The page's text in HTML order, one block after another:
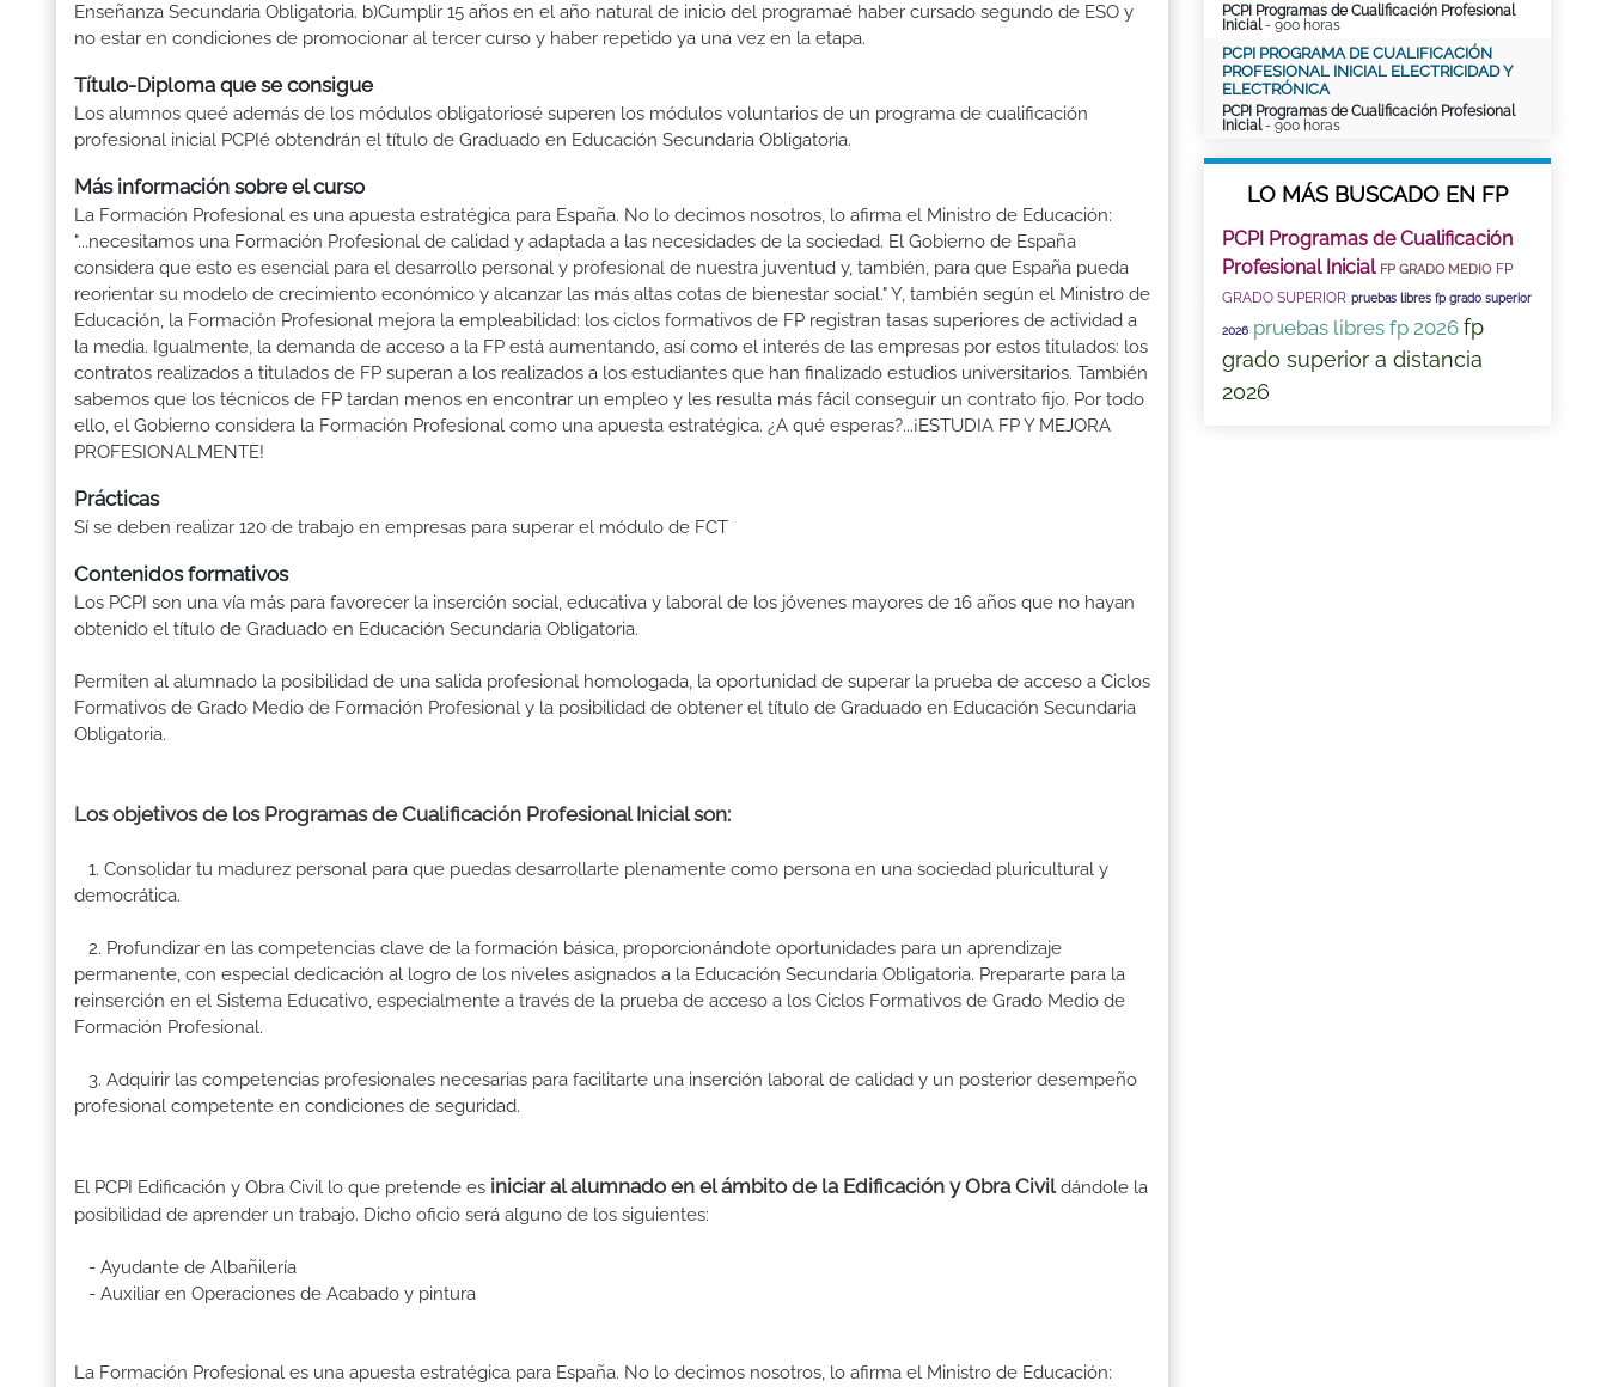
Enseñanza Secundaria Obligatoria. b)Cumplir 15 años en el año natural de inicio del programaé haber cursado segundo de ESO y
no estar en condiciones de promocionar al tercer curso y haber repetido ya una vez en la etapa.
Título-Diploma que se consigue
Los alumnos queé además de los módulos obligatoriosé superen los módulos voluntarios de un programa de cualificación
profesional inicial PCPIé obtendrán el título de Graduado en Educación Secundaria Obligatoria.
Más información sobre el curso
La Formación Profesional es una apuesta estratégica para España. No lo decimos nosotros, lo afirma el Ministro de Educación:
"...necesitamos una Formación Profesional de calidad y adaptada a las necesidades de la sociedad. El Gobierno de España
considera que esto es esencial para el desarrollo personal y profesional de nuestra juventud y, también, para que España pueda
reorientar su modelo de crecimiento económico y alcanzar las más altas cotas de bienestar social." Y, también según el Ministro de
Educación, la Formación Profesional mejora la empleabilidad: los ciclos formativos de FP registran tasas superiores de actividad a
la media. Igualmente, la demanda de acceso a la FP está aumentando, así como el interés de las empresas por estos titulados: los
contratos realizados a titulados de FP superan a los realizados a los estudiantes que han finalizado estudios universitarios. También
sabemos que los técnicos de FP tardan menos en encontrar un empleo y les resulta más fácil conseguir un contrato fijo. Por todo
ello, el Gobierno considera la Formación Profesional como una apuesta estratégica. ¿A qué esperas?...¡ESTUDIA FP Y MEJORA
PROFESIONALMENTE!
Prácticas
Sí se deben realizar 120 de trabajo en empresas para superar el módulo de FCT
Contenidos formativos
Los PCPI son una vía más para favorecer la inserción social, educativa y laboral de los jóvenes mayores de 16 años que no hayan
obtenido el título de Graduado en Educación Secundaria Obligatoria.
Permiten al alumnado la posibilidad de una salida profesional homologada, la oportunidad de superar la prueba de acceso a Ciclos
Formativos de Grado Medio de Formación Profesional y la posibilidad de obtener el título de Graduado en Educación Secundaria
Obligatoria.
Los objetivos de los Programas de Cualificación Profesional Inicial son:
1. Consolidar tu madurez personal para que puedas desarrollarte plenamente como persona en una sociedad pluricultural y
democrática.
2. Profundizar en las competencias clave de la formación básica, proporcionándote oportunidades para un aprendizaje
permanente, con especial dedicación al logro de los niveles asignados a la Educación Secundaria Obligatoria. Prepararte para la
reinserción en el Sistema Educativo, especialmente a través de la prueba de acceso a los Ciclos Formativos de Grado Medio de
Formación Profesional.
3. Adquirir las competencias profesionales necesarias para facilitarte una inserción laboral de calidad y un posterior desempeño
profesional competente en condiciones de seguridad.
El PCPI Edificación y Obra Civil lo que pretende es iniciar al alumnado en el ámbito de la Edificación y Obra Civildándole la
posibilidad de aprender un trabajo. Dicho oficio será alguno de los siguientes:
- Ayudante de Albañilería
- Auxiliar en Operaciones de Acabado y pintura
La Formación Profesional es una apuesta estratégica para España. No lo decimos nosotros, lo afirma el Ministro de Educación:
PCPI Programas de Cualificación Profesional
Inicial- 900 horas
PCPI PROGRAMA DE CUALIFICACIÓN
PROFESIONAL INICIAL ELECTRICIDAD Y
ELECTRÓNICA
PCPI Programas de Cualificación Profesional
Inicial- 900 horas
LO MÁS BUSCADO EN FP
PCPI Programas de Cualificación
Profesional Inicial FP GRADO MEDIO FP
GRADO SUPERIOR pruebas libres fp grado superior
2026 pruebas libres fp 2026 fp
grado superior a distancia
2026